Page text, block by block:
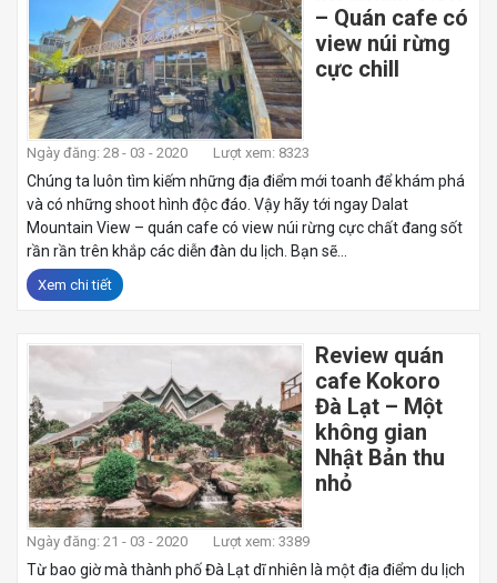
– Quán cafe có
view núi rừng
cực chill
Ngày đăng: 28 - 03 - 2020 Lượt xem: 8323
Chúng ta luôn tìm kiếm những địa điểm mới toanh để khám phá
và có những shoot hình độc đáo. Vậy hãy tới ngay Dalat
Mountain View – quán cafe có view núi rừng cực chất đang sốt
rần rần trên khắp các diễn đàn du lịch. Bạn sẽ...
Xem chi tiết
Review quán
cafe Kokoro
Đà Lạt – Một
không gian
Nhật Bản thu
nhỏ
Ngày đăng: 21 - 03 - 2020 Lượt xem: 3389
Từ bao giờ mà thành phố Đà Lạt dĩ nhiên là một địa điểm du lịch